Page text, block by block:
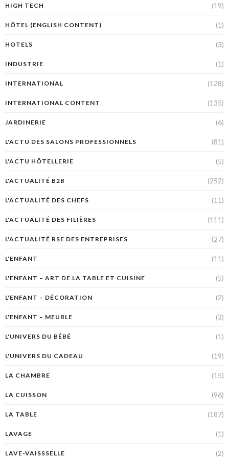
HIGH TECH (19)
HÔTEL (ENGLISH CONTENT) (1)
HOTELS (3)
INDUSTRIE (1)
INTERNATIONAL (128)
INTERNATIONAL CONTENT (135)
JARDINERIE (6)
L'ACTU DES SALONS PROFESSIONNELS (81)
L'ACTU HÔTELLERIE (5)
L'ACTUALITÉ B2B (252)
L'ACTUALITÉ DES CHEFS (11)
L'ACTUALITÉ DES FILIÈRES (111)
L'ACTUALITÉ RSE DES ENTREPRISES (27)
L'ENFANT (11)
L'ENFANT – ART DE LA TABLE ET CUISINE (5)
L'ENFANT – DÉCORATION (2)
L'ENFANT – MEUBLE (3)
L'UNIVERS DU BÉBÉ (1)
L'UNIVERS DU CADEAU (19)
LA CHAMBRE (15)
LA CUISSON (96)
LA TABLE (187)
LAVAGE (1)
LAVE-VAISSSELLE (2)